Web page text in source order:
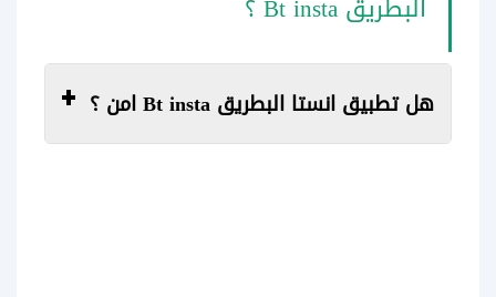
هل تطبيق انستا البطريق Bt insta امن ؟